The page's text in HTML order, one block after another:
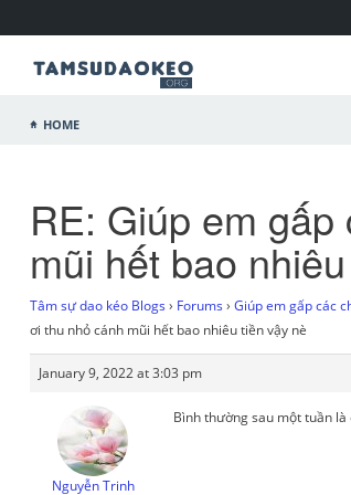
Home
RE: Giúp em
mũi hết bao
Tâm sự dao kéo Blogs › Forums › Giúp em gấp các
ơi thu nhỏ cánh mũi hết bao nhiêu tiền vậy nè
January 9, 2022 at 3:03 pm
Nguyễn Trinh
Bình thường sau một tuần